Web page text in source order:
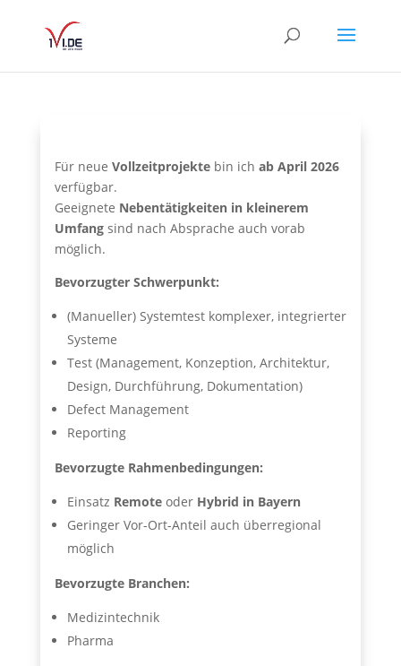
Für neue Vollzeitprojektebin ich ab April 2026
verfügbar.
Geeignete Nebentätigkeiten in kleinerem
Umfangsind nach Absprache auch vorab
möglich.
Bevorzugter Schwerpunkt:
(Manueller) Systemtest komplexer, integrierter
Systeme
Test (Management, Konzeption, Architektur,
Design, Durchführung, Dokumentation)
Defect Management
Reporting
Bevorzugte Rahmenbedingungen:
Einsatz Remoteoder Hybrid in Bayern
Geringer Vor-Ort-Anteil auch überregional
möglich
Bevorzugte Branchen:
Medizintechnik
Pharma